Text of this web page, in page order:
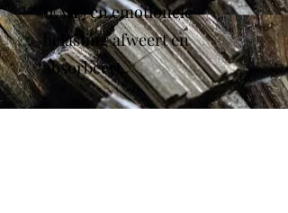
(EMF) en emotionele
belasting afweert en
absorbeert.